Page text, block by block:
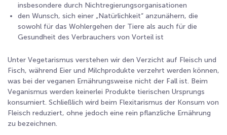
insbesondere durch Nichtregierungsorganisationen
den Wunsch, sich einer „Natürlichkeit“ anzunähern, die
sowohl für das Wohlergehen der Tiere als auch für die
Gesundheit des Verbrauchers von Vorteil ist
Unter Vegetarismus verstehen wir den Verzicht auf Fleisch und
Fisch, während Eier und Milchprodukte verzehrt werden können,
was bei der veganen Ernährungsweise nicht der Fall ist. Beim
Veganismus werden keinerlei Produkte tierischen Ursprungs
konsumiert. Schließlich wird beim Flexitarismus der Konsum von
Fleisch reduziert, ohne jedoch eine rein pflanzliche Ernährung
zu bezeichnen.